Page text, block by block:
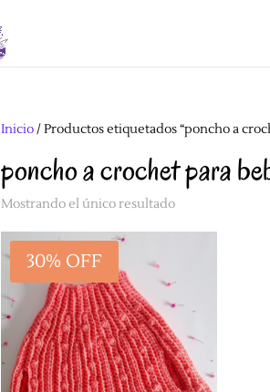
Inicio/ Productos etiquetados “poncho a
poncho a crochet para
Mostrando el único resultado
30% OFF